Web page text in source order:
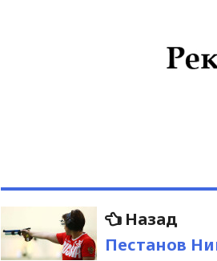
Навигация
по
Назад
Пестанов